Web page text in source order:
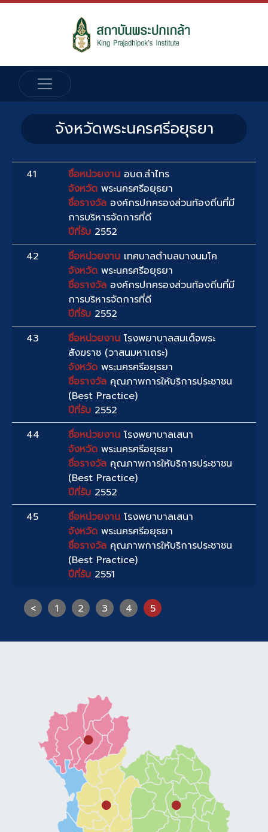
จังหวัดพระนครศรีอยุธยา
41 ชื่อหน่วยงาน อบต.ลำไทร
จังหวัด พระนครศรีอยุธยา
ชื่อรางวัล องค์กรปกครองส่วนท้องถิ่นที่มี
การบริหารจัดการที่ดี
ปีที่รับ 2552
42
ชื่อหน่วยงาน เทศบาลตำบลบางนมโค
จังหวัด พระนครศรีอยุธยา
ชื่อรางวัล องค์กรปกครองส่วนท้องถิ่นที่มี
การบริหารจัดการที่ดี
ปีที่รับ 2552
43
ชื่อหน่วยงาน โรงพยาบาลสมเด็จพระ
สังฆราช (วาสนมหาเถระ)
จังหวัด พระนครศรีอยุธยา
ชื่อรางวัล คุณภาพการให้บริการประชาชน
(Best Practice)
ปีที่รับ 2552
44
ชื่อหน่วยงาน โรงพยาบาลเสนา
จังหวัด พระนครศรีอยุธยา
ชื่อรางวัล คุณภาพการให้บริการประชาชน
(Best Practice)
ปีที่รับ 2552
45
ชื่อหน่วยงาน โรงพยาบาลเสนา
จังหวัด พระนครศรีอยุธยา
ชื่อรางวัล คุณภาพการให้บริการประชาชน
(Best Practice)
ปีที่รับ 2551
< 1 2 3 4 5